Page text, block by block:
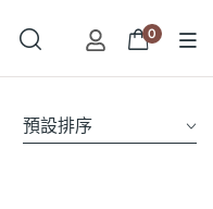
0
預設排序